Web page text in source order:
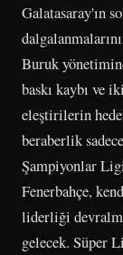
Galatasaray'ın
Buruk
baskı kaybı ve
eleştirilerin
beraberlik
Şampiyonlar
Fenerbahçe,
liderliği
gelecek. Süper